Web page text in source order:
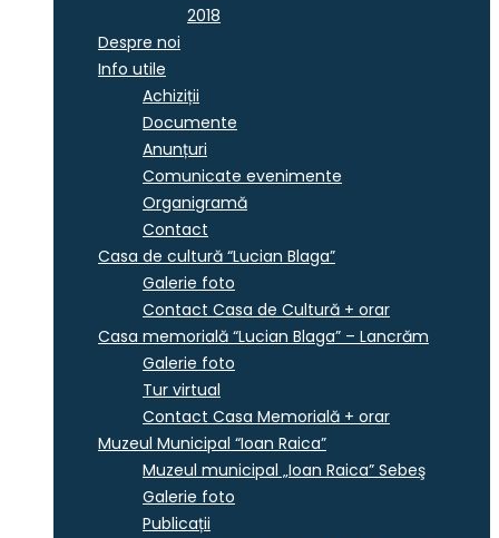
2018
Despre noi
Info utile
Achiziții
Documente
Anunțuri
Comunicate evenimente
Organigramă
Contact
Casa de cultură “Lucian Blaga”
Galerie foto
Contact Casa de Cultură + orar
Casa memorială “Lucian Blaga” – Lancrăm
Galerie foto
Tur virtual
Contact Casa Memorială + orar
Muzeul Municipal “Ioan Raica”
Muzeul municipal „Ioan Raica” Sebeş
Galerie foto
Publicații